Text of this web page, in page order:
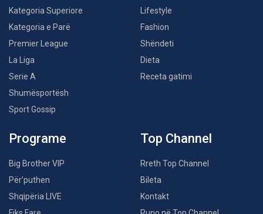
Kategoria Superiore
Kategoria e Parë
Premier League
La Liga
Serie A
Shumësportësh
Sport Gossip
Lifestyle
Fashion
Shëndeti
Dieta
Receta gatimi
Programe
Big Brother VIP
Për’puthen
Shqipëria LIVE
Top Channel
Rreth Top Channel
Bileta
Kontakt